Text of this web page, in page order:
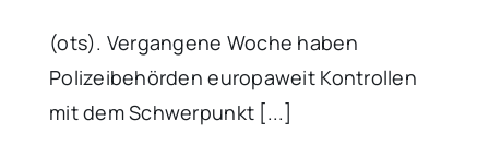
(ots). Vergangene Woche haben
Polizeibehörden europaweit Kontrollen
mit dem Schwerpunkt [...]